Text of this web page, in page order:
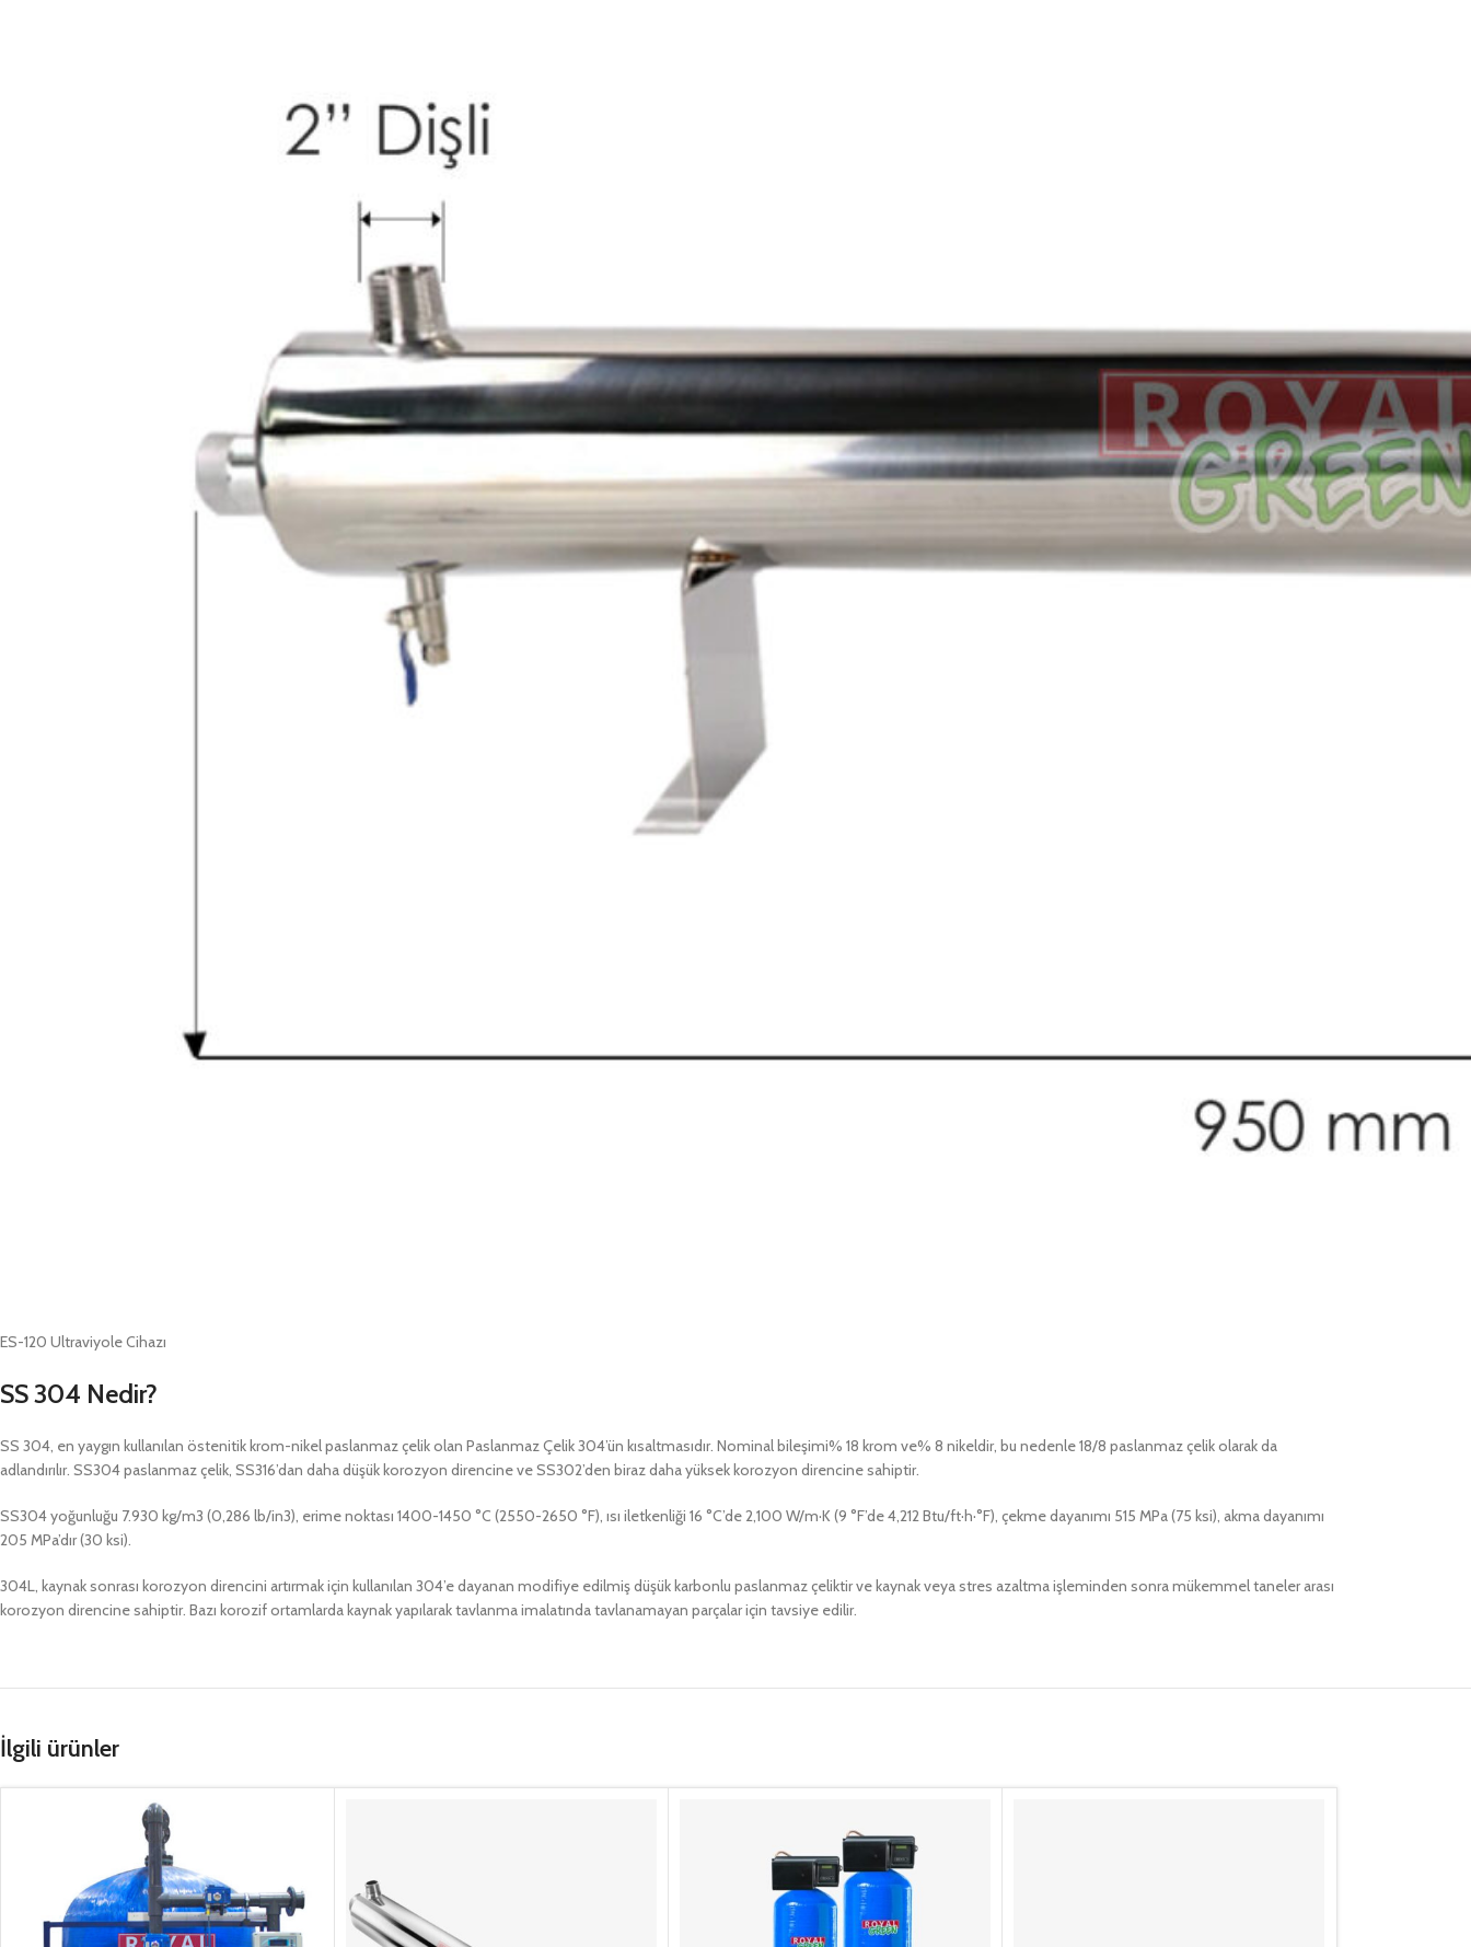
ES-120 Ultraviyole Cihazı
SS 304 Nedir?
SS 304, en yaygın kullanılan östenitik krom-nikel paslanmaz çelik olan Paslanmaz Çelik 304’ün kısaltmasıdır. Nominal bileşimi% 18 krom ve% 8 nikeldir, bu nedenle 18/8 paslanmaz çelik olarak da
adlandırılır. SS304 paslanmaz çelik, SS316’dan daha düşük korozyon direncine ve SS302’den biraz daha yüksek korozyon direncine sahiptir.
SS304 yoğunluğu 7.930 kg/m3 (0,286 lb/in3), erime noktası 1400-1450 °C (2550-2650 °F), ısı iletkenliği 16 °C’de 2,100 W/m·K (9 °F’de 4,212 Btu/ft·h·°F), çekme dayanımı 515 MPa (75 ksi), akma dayanımı
205 MPa’dır (30 ksi).
304L, kaynak sonrası korozyon direncini artırmak için kullanılan 304’e dayanan modifiye edilmiş düşük karbonlu paslanmaz çeliktir ve kaynak veya stres azaltma işleminden sonra mükemmel taneler arası
korozyon direncine sahiptir. Bazı korozif ortamlarda kaynak yapılarak tavlanma imalatında tavlanamayan parçalar için tavsiye edilir.
İlgili ürünler